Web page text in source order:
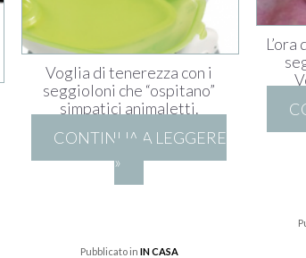
Voglia di tenerezza con i
seggioloni che “ospitano”
simpatici animaletti.
CONTINUA A LEGGERE
»
Pubblicato in IN CASA